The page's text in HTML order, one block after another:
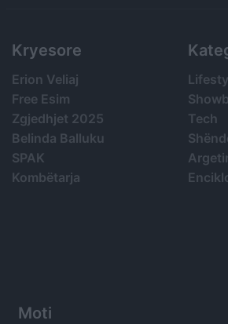
Kryesore
Erion Veliaj
Free Esim
Zgjedhjet 2025
Belinda Balluku
SPAK
Kombëtarja
Tech
Moti